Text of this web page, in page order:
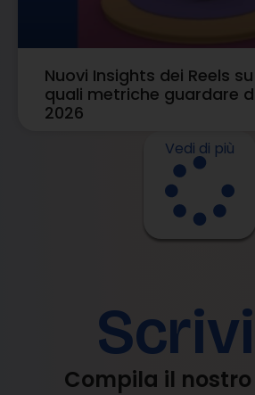
Nuovi Insights dei Reels
quali metriche guardare
2026
Vedi di più
Compila il